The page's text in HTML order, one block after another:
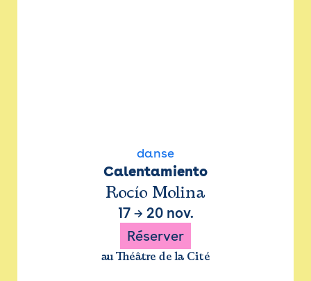
danse
Calentamiento
Rocío Molina
17→ 20 nov.
Réserver
au Théâtre de la Cité